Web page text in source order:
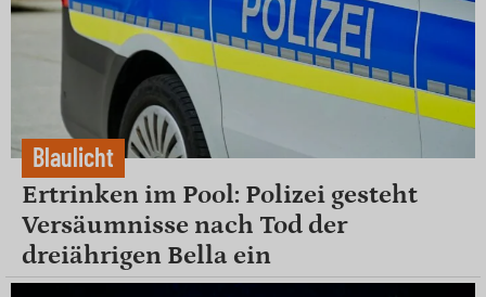
Blaulicht
Ertrinken im Pool: Polizei gesteht
Versäumnisse nach Tod der
dreiährigen Bella ein